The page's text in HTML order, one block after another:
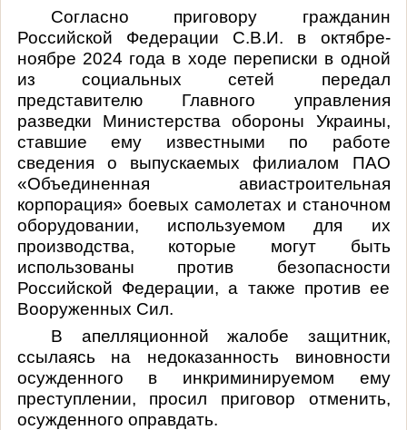
Согласно приговору гражданин
Российской Федерации С.В.И. в октябре-
ноябре 2024 года в ходе переписки в одной
из социальных сетей передал
представителю Главного управления
разведки Министерства обороны Украины,
ставшие ему известными по работе
сведения о выпускаемых филиалом ПАО
«Объединенная авиастроительная
корпорация» боевых самолетах и станочном
оборудовании, используемом для их
производства, которые могут быть
использованы против безопасности
Российской Федерации, а также против ее
Вооруженных Сил.
В апелляционной жалобе защитник,
ссылаясь на недоказанность виновности
осужденного в инкриминируемом ему
преступлении, просил приговор отменить,
осужденного оправдать.